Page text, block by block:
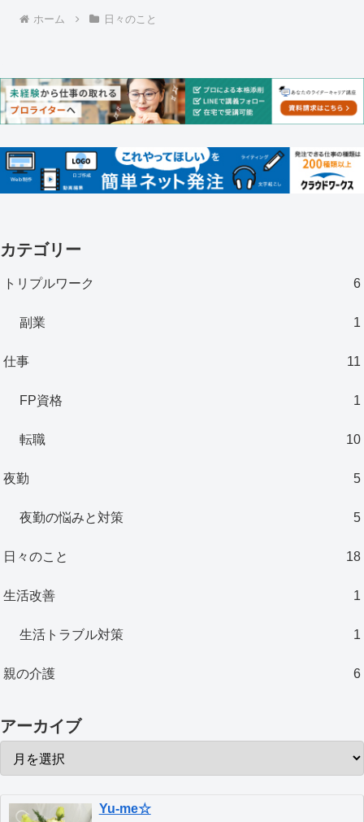
ホーム 日々のこと
カテゴリー
トリプルワーク 6
副業 1
仕事 11
FP資格 1
転職 10
夜勤 5
夜勤の悩みと対策 5
日々のこと 18
生活改善 1
生活トラブル対策 1
親の介護 6
アーカイブ
Yu-me☆